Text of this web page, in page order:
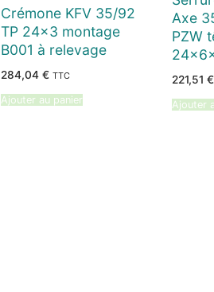
Crémone KFV 35/92
TP 24×3 montage
B001 à relevage
284,04 € TTC
Ajouter au panier
Axe
PZW
221,51 €
Ajouter